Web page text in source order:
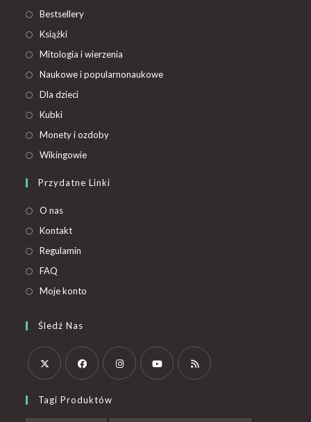
Bestsellery
Książki
Mitologia i wierzenia
Naukowe i popularnonaukowe
Dla dzieci
Kubki
Monety i ozdoby
Wikingowie
Przydatne Linki
O nas
Kontakt
Regulamin
FAQ
Moje konto
Śledź Nas
Tagi Produktów